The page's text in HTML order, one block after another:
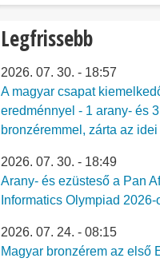
Legfrissebb
2026. 07. 30. - 18:57
A magyar csapat
eredménnyel - 1 arany- és 3
bronzéremmel, zárta az idei
2026. 07. 30. - 18:49
Arany- és ezüsteső a Pan
Informatics Olympiad 2026-
2026. 07. 24. - 08:15
Magyar bronzérem az első